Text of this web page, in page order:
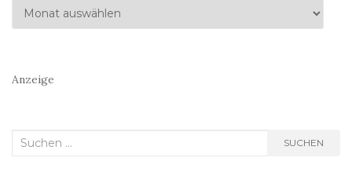
Archiv
Anzeige
Suchen
SUCHEN